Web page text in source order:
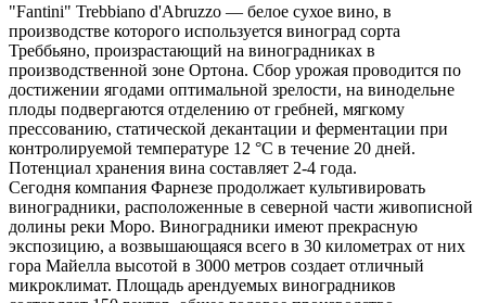
"Fantini" Trebbiano d'Abruzzo — белое сухое вино, в
производстве которого используется виноград сорта
Треббьяно, произрастающий на виноградниках в
производственной зоне Ортона. Сбор урожая проводится по
достижении ягодами оптимальной зрелости, на винодельне
плоды подвергаются отделению от гребней, мягкому
прессованию, статической декантации и ферментации при
контролируемой температуре 12 °С в течение 20 дней.
Потенциал хранения вина составляет 2-4 года.
Сегодня компания Фарнезе продолжает культивировать
виноградники, расположенные в северной части живописной
долины реки Моро. Виноградники имеют прекрасную
экспозицию, а возвышающаяся всего в 30 километрах от них
гора Майелла высотой в 3000 метров создает отличный
микроклимат. Площадь арендуемых виноградников